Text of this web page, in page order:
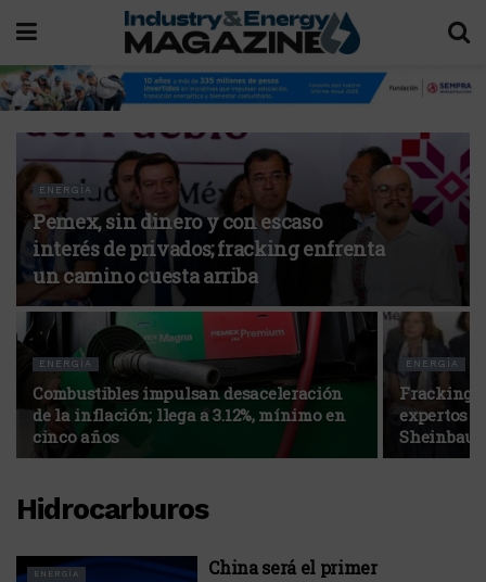
ENERGÍA
Pemex, sin dinero y con escaso
interés de privados; fracking enfrenta
un camino cuesta arriba
ENERGÍA
Combustibles impulsan desaceleración
de la inflación; llega a 3.12%, mínimo en
cinco años
ENERGÍA
Fracking
expertos
Hidrocarburos
ENERGÍA
China será el primer